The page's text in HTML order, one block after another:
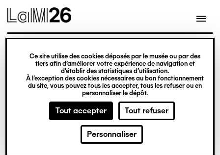
Gestion des cookies
Ce site utilise des cookies déposés par le musée ou par des
tiers afin d’améliorer votre expérience de navigation et
d’établir des statistiques d’utilisation.
À l’exception des cookies nécessaires au bon fonctionnement
du site, vous pouvez tous les accepter, tous les refuser ou en
personnaliser le dépôt.
Tout accepter Tout refuser
Personnaliser
contenu